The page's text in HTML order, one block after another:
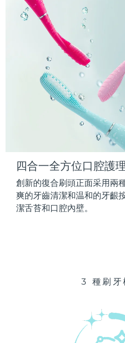
四合一全方位口腔護理
創新的復合刷頭正面采用兩
爽的牙齒清潔和温和的牙齦
潔舌苔和口腔內壁。
3 種刷牙
PEACH™
Cooling IPL hair
ESPADA™
Concentrated
ESPADA™ 設
All acne
眼部護膚
Advanced eye
眼部護理設備
All revitalizing
KIWI™
Blackhead
KIWI™ 皮肤护
Advanced pore
FLIP™ play
LED light
LUNA™ Dual-
Serum
For healthy hair
牙齒美白
issa™ Teeth
Dual LED + sonic
issa™ Teeth
18% PAP
冰島
澤西島
哈薩克
中國澳門特別行政區